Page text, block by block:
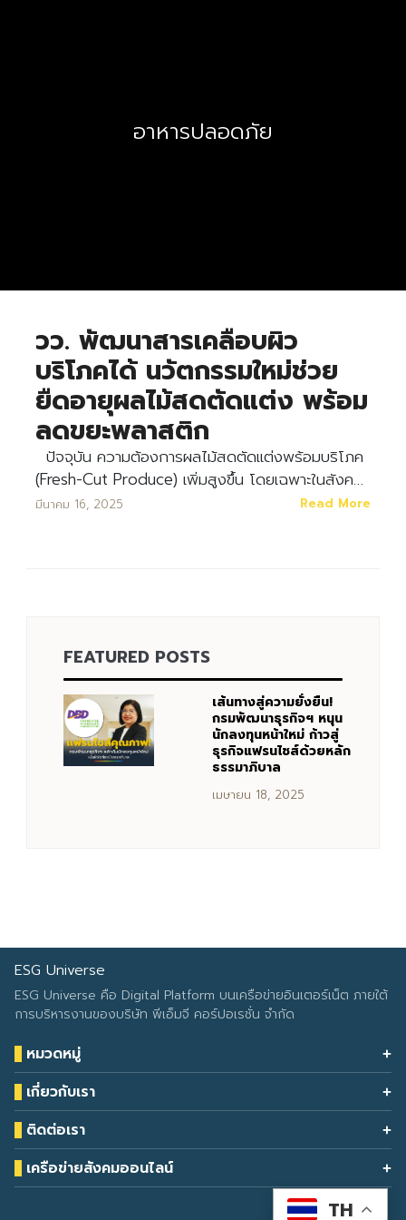
Search
อาหารปลอดภัย
วว. พัฒนาสารเคลือบผิว
บริโภคได้ นวัตกรรมใหม่ช่วย
ยืดอายุผลไม้สดตัดแต่ง พร้อม
ลดขยะพลาสติก
ปัจจุบัน ความต้องการผลไม้สดตัดแต่งพร้อมบริโภค
(Fresh-Cut Produce) เพิ่มสูงขึ้น โดยเฉพาะในสังค…
มีนาคม 16, 2025 Read More
FEATURED POSTS
เส้นทางสู่ความยั่งยืน!
กรมพัฒนาธุรกิจฯ หนุน
นักลงทุนหน้าใหม่ ก้าวสู่
ธุรกิจแฟรนไชส์ด้วยหลัก
ธรรมาภิบาล
เมษายน 18, 2025
ESG Universe
ESG Universe คือ Digital Platform บนเครือข่ายอินเตอร์เน็ต ภายใต้
การบริหารงานของบริษัท พีเอ็มจี คอร์ปอเรชั่น จำกัด
หมวดหมู่
Health & Wellness
Eco Icon
ESG Data
Climate Change
ESG Report
เกี่ยวกับเรา
Our Services
About Us
Contact Us
ติดต่อเรา
โทรศัพท์: 090-549-2524
เครือข่ายสังคมออนไลน์
TH